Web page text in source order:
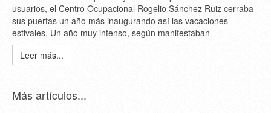
usuarios, el Centro Ocupacional Rogelio Sánchez Ruiz cerraba
sus puertas un año más inaugurando así las vacaciones
estivales. Un año muy intenso, según manifestaban
Leer más...
Más artículos...